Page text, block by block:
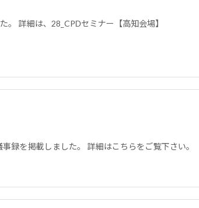
詳細は、28_CPDセミナー【高知会場】
録を掲載しました。 詳細はこちらをご覧下さい。